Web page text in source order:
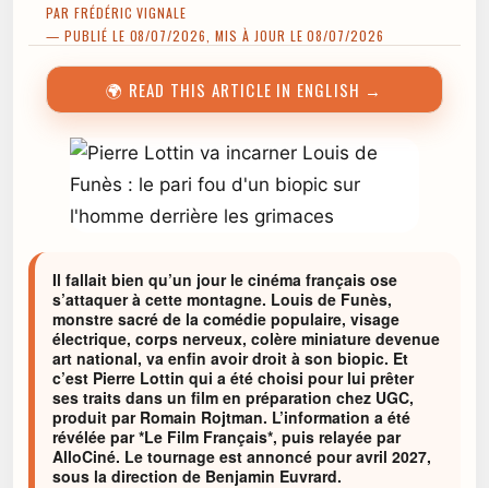
PAR FRÉDÉRIC VIGNALE
— PUBLIÉ LE 08/07/2026, MIS À JOUR LE 08/07/2026
🌍 READ THIS ARTICLE IN ENGLISH →
Il fallait bien qu’un jour le cinéma français ose
s’attaquer à cette montagne. Louis de Funès,
monstre sacré de la comédie populaire, visage
électrique, corps nerveux, colère miniature devenue
art national, va enfin avoir droit à son biopic. Et
c’est Pierre Lottin qui a été choisi pour lui prêter
ses traits dans un film en préparation chez UGC,
produit par Romain Rojtman. L’information a été
révélée par *Le Film Français*, puis relayée par
AlloCiné. Le tournage est annoncé pour avril 2027,
sous la direction de Benjamin Euvrard.